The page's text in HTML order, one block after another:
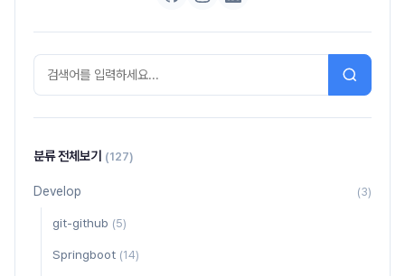
분류 전체보기 (127)
Develop (3)
git-github (5)
Springboot (14)